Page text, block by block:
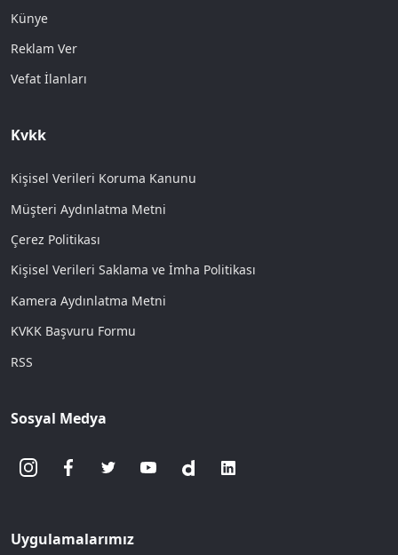
Künye
Reklam Ver
Vefat İlanları
Kvkk
Kişisel Verileri Koruma Kanunu
Müşteri Aydınlatma Metni
Çerez Politikası
Kişisel Verileri Saklama ve İmha Politikası
Kamera Aydınlatma Metni
KVKK Başvuru Formu
RSS
Sosyal Medya
Uygulamalarımız